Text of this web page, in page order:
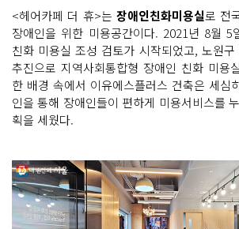
<헤어카페 더 휴>는 장애인친화미용실로 전
장애인을 위한 미용공간이다. 2021년 8월 5
친화 미용실 조성 검토가 시작되었고, 노원구
추진으로 지역사회통합형 장애인 친화 미용
한 배경 속에서 이유에스플러스 건축은 세심
인을 통해 장애인들이 편하게 미용서비스를
획을 세웠다.